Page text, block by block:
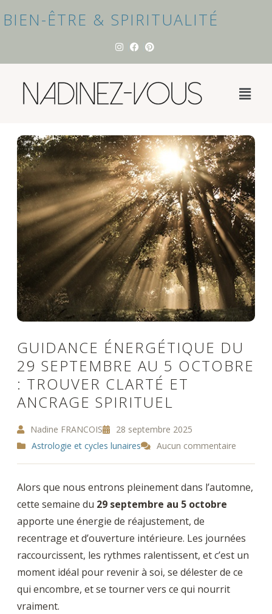
BIEN-ÊTRE & SPIRITUALITÉ
GUIDANCE ÉNERGÉTIQUE DU
29 SEPTEMBRE AU 5 OCTOBRE
: TROUVER CLARTÉ ET
ANCRAGE SPIRITUEL
Nadine FRANCOIS
28 septembre 2025
Astrologie et cycles lunaires
Aucun commentaire
Alors que nous entrons pleinement dans l’automne,
cette semaine du 29 septembre au 5 octobre
apporte une énergie de réajustement, de
recentrage et d’ouverture intérieure. Les journées
raccourcissent, les rythmes ralentissent, et c’est un
moment idéal pour revenir à soi, se délester de ce
qui encombre, et se tourner vers ce qui nourrit
vraiment.